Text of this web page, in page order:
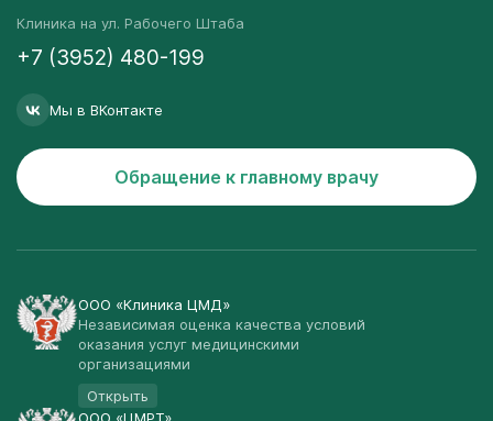
Клиника на ул. Рабочего Штаба
+7 (3952) 480-199
Мы в ВКонтакте
Обращение к главному врачу
ООО «Клиника ЦМД»
Независимая оценка качества условий
оказания услуг медицинскими
организациями
Открыть